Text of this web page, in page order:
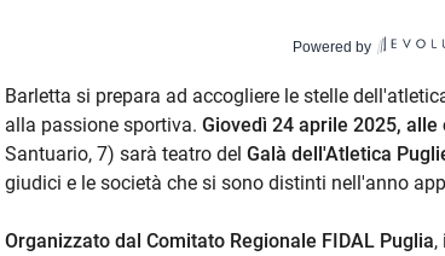
Powered by
Barletta si prepara ad accogliere le stelle
alla passione sportiva. Giovedì 24 aprile 2025,
Santuario, 7) sarà teatro del Galà dell'Atletica
giudici e le società che si sono distinti nell'anno
Organizzato dal Comitato Regionale FIDAL Puglia,